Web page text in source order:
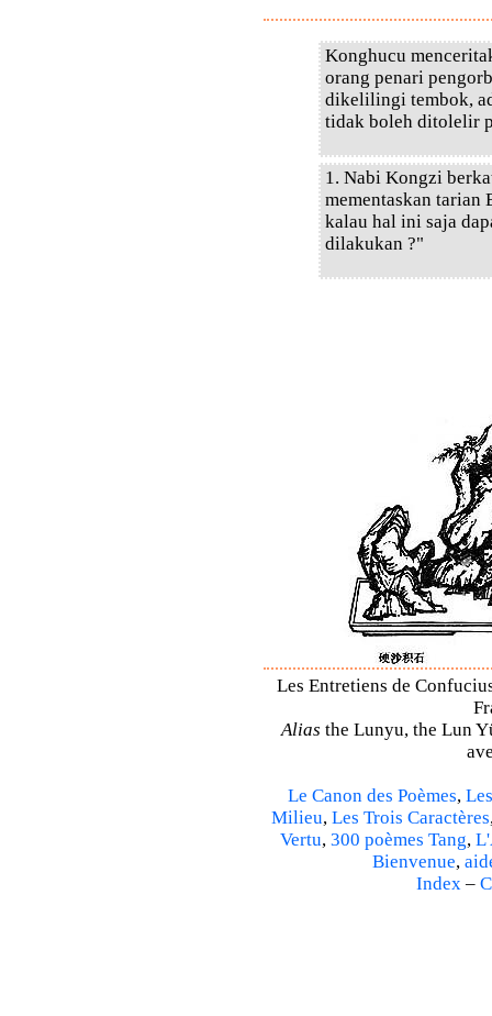
Konghucu
orang penari
dikelilingi tembok,
tidak boleh ditolelir
1. Nabi Kongzi
mementaskan tarian
kalau hal ini saja
dilakukan ?"
Les Entretiens de
Alias the Lunyu, the Lun
Le Canon des Poèmes,
Milieu, Les Trois Caractères
Vertu, 300 poèmes Tang,
Bienvenue,
Index –